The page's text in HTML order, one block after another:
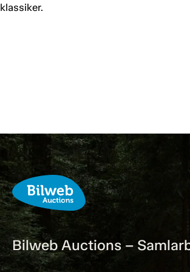
klassiker.
Bilweb Auctions –